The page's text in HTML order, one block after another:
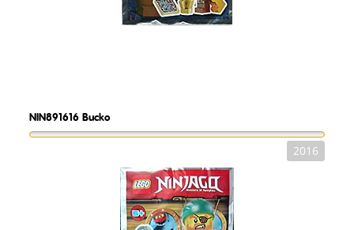
NIN891616 Bucko
2016